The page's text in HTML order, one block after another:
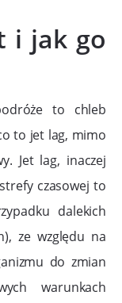
i jak go
to chleb
to jet lag, mimo
Jet lag, inaczej
czasowej to
dalekich
ze względu na
do zmian
warunkach